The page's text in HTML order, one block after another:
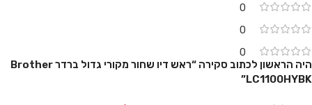
0
0
0
היה הראשון לכתוב סקירה “ראש דיו שחור מקורי גדול ברדר Brother
LC1100HYBK”